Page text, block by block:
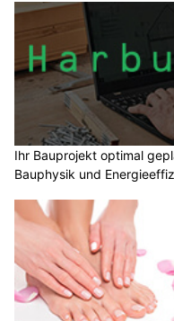
Ihr Bauprojekt optimal
Bauphysik und